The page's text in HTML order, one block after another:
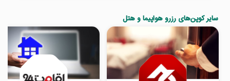
سایر کوپن‌های رزرو هواپیما و هتل